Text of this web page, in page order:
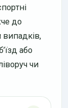
до
випадків,
або
чи